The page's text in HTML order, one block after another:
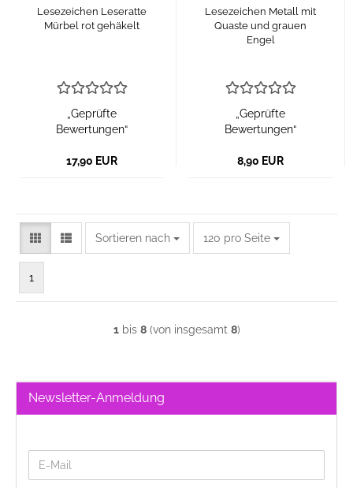
Lesezeichen Leseratte
Mürbel rot gehäkelt
„Geprüfte
Bewertungen“
17,90 EUR
Lesezeichen Metall mit
Quaste und grauen
Engel
„Geprüfte
Bewertungen“
8,90 EUR
Sortieren nach
Sortieren nach 120 pro Seite
pro Seite
1
1bis 8(von insgesamt 8)
Newsletter-Anmeldung
WEITER
ZUR
E-
Mail